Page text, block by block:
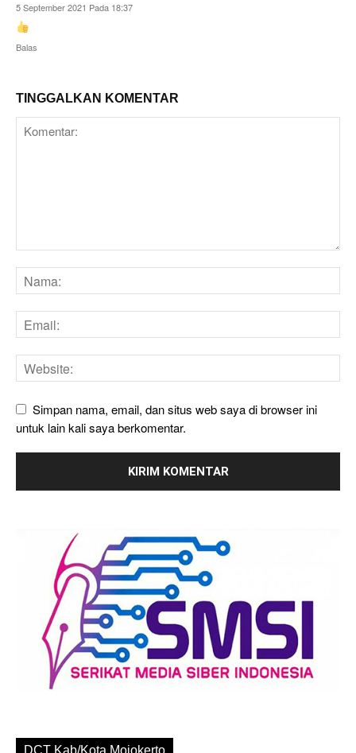
5 September 2021 Pada 18:37
Balas
TINGGALKAN KOMENTAR
Simpan nama, email, dan situs web saya di browser ini
untuk lain kali saya berkomentar.